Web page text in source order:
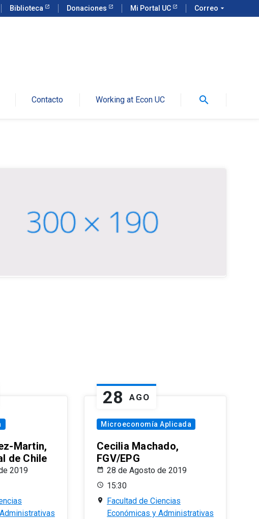
Biblioteca Donaciones Mi Portal UC Correo arrow_drop_down
Contacto Working at Econ UC search
Martin,
de Chile
2019
28 AGO
Microeconomía Aplicada
Cecilia Machado,
FGV/EPG
28 de Agosto de 2019
15:30
Facultad de Ciencias
Económicas y Administrativas